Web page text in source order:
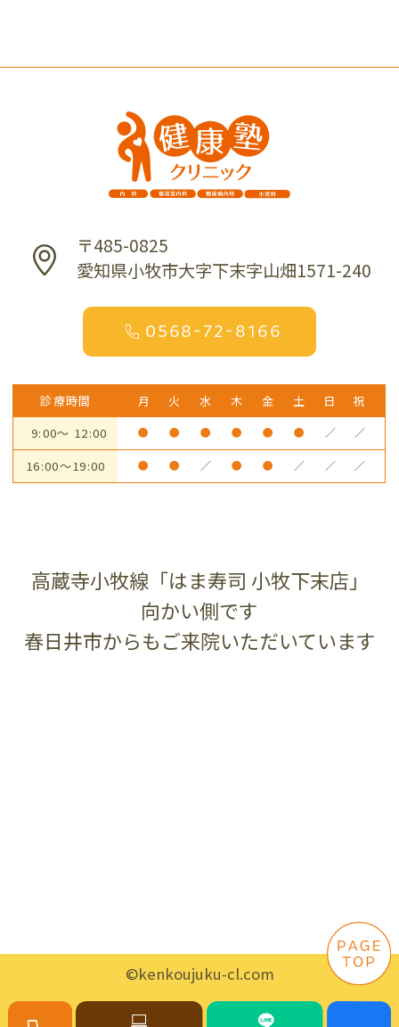
〒485-0825
愛知県小牧市大字下末字山畑1571-240
0568-72-8166
診療時間 月 火 水 木 金 土 日
祝
9:00～ 12:00
● ● ● ● ● ● ／ ／
16:00～19:00 ● ● ／ ● ● ／ ／ ／
高蔵寺小牧線「はま寿司 小牧下末店」
向かい側です
春日井市からもご来院いただいています
©kenkoujuku-cl.com